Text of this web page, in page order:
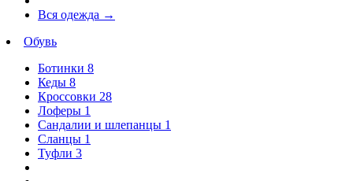
Вся одежда →
Обувь
Ботинки 8
Кеды 8
Кроссовки 28
Лоферы 1
Сандалии и шлепанцы 1
Сланцы 1
Туфли 3